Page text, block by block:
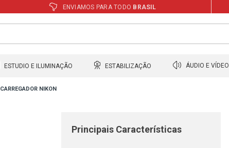
ENVIAMOS PARA TODO BRASIL
ESTUDIO E ILUMINAÇÃO ESTABILIZAÇÃO ÁUDIO E VÍDEO
CARREGADOR NIKON
Principais Características